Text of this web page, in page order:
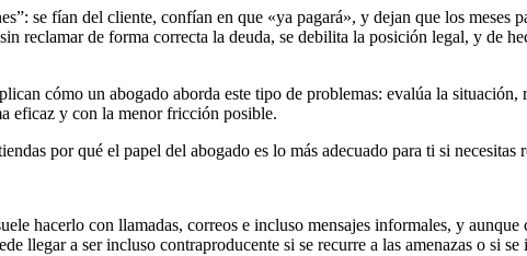
se fían del cliente, confían en que «ya pagará», y dejan que los meses
reclamar de forma correcta la deuda, se debilita la posición legal, y de
cómo un abogado aborda este tipo de problemas: evalúa la
eficaz y con la menor fricción posible.
por qué el papel del abogado es lo más adecuado para ti si necesitas
hacerlo con llamadas, correos e incluso mensajes informales, y aunque
llegar a ser incluso contraproducente si se recurre a las amenazas o si